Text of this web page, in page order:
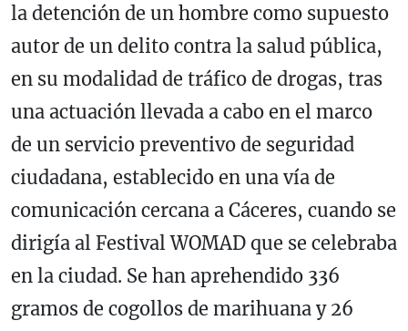
la detención de un hombre como supuesto
autor de un delito contra la salud pública,
en su modalidad de tráfico de drogas, tras
una actuación llevada a cabo en el marco
de un servicio preventivo de seguridad
ciudadana, establecido en una vía de
comunicación cercana a Cáceres, cuando se
dirigía al Festival WOMAD que se celebraba
en la ciudad. Se han aprehendido 336
gramos de cogollos de marihuana y 26